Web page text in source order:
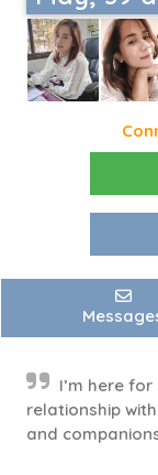
I’m here
relationship
and